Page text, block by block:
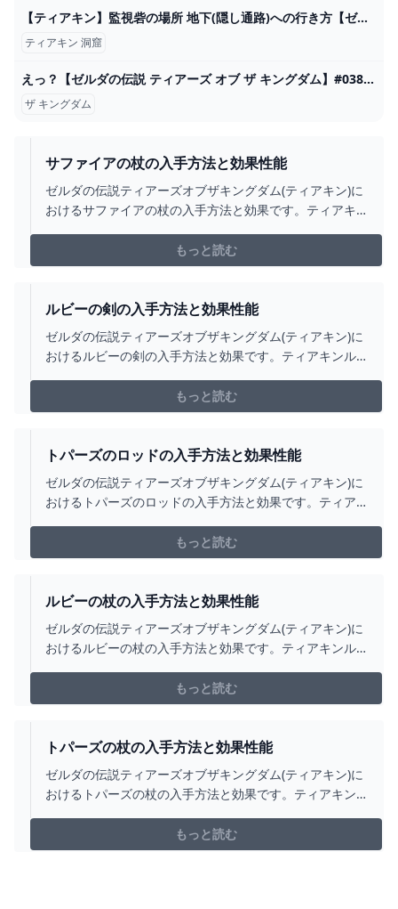
【ティアキン】監視砦の場所 地下(隠し通路)への行き方【ゼルダの伝説ティアーズオブザキングダム】 - ゲームウィズ
ティアキン 洞窟
えっ？【ゼルダの伝説 ティアーズ オブ ザ キングダム】#038 - YouTube
ザ キングダム
サファイアの杖の入手方法と効果性能
ゼルダの伝説ティアーズオブザキングダム(ティアキン)に
おけるサファイアの杖の入手方法と効果です。ティアキ
の効果や攻撃力についても掲載しています。
もっと読む
ルビーの剣の入手方法と効果性能
ゼルダの伝説ティアーズオブザキングダム(ティアキン)に
おけるルビーの剣の入手方法と効果です。ティアキンル
力についても掲載しています。
もっと読む
トパーズのロッドの入手方法と効果性能
ゼルダの伝説ティアーズオブザキングダム(ティアキン)に
おけるトパーズのロッドの入手方法と効果です。ティア
ロッドの効果や攻撃力についても掲載しています。
もっと読む
ルビーの杖の入手方法と効果性能
ゼルダの伝説ティアーズオブザキングダム(ティアキン)に
おけるルビーの杖の入手方法と効果です。ティアキンル
力についても掲載しています。
もっと読む
トパーズの杖の入手方法と効果性能
ゼルダの伝説ティアーズオブザキングダム(ティアキン)に
おけるトパーズの杖の入手方法と効果です。ティアキン
や攻撃力についても掲載しています。
もっと読む